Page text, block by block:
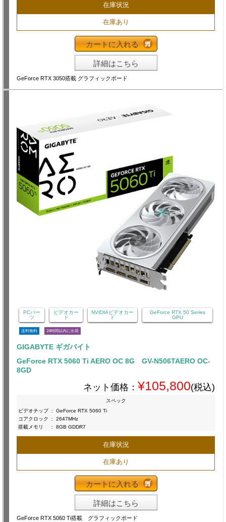
在庫状況
在庫あり
カートに入れる
詳細はこちら
GeForce RTX 3050搭載 グラフィックボード
PCパー
ツ
ビデオカー
ド
NVIDIAビデオカー
ド
GeForce RTX 50 Series
GPU
送料無料 24時間以内に出荷
GIGABYTE ギガバイト
GeForce RTX 5060 Ti AERO OC 8G GV-N506TAERO OC-
8GD
ネット価格： ¥105,800(税込)
スペック
ビデオチップ :
GeForce RTX 5060 Ti
コアクロック
:
2647MHz
搭載メモリ
: 8GB GDDR7
在庫状況
在庫あり
カートに入れる
詳細はこちら
GeForce RTX 5060 Ti搭載 グラフィックボード